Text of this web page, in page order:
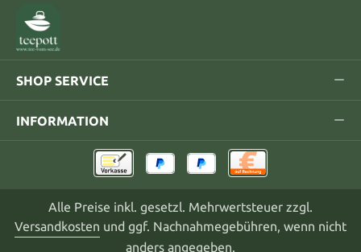
SHOP SERVICE
INFORMATION
Alle Preise inkl. gesetzl. Mehrwertsteuer zzgl.
Versandkosten und ggf. Nachnahmegebühren, wenn nicht
anders angegeben.